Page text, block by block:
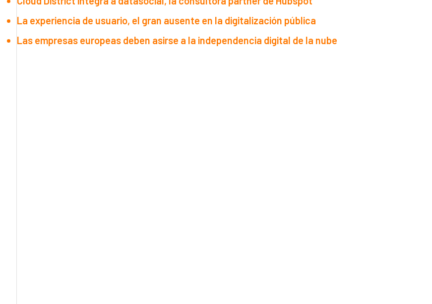
La experiencia de usuario, el gran ausente en la digitalización pública
Las empresas europeas deben asirse a la independencia digital de la nube